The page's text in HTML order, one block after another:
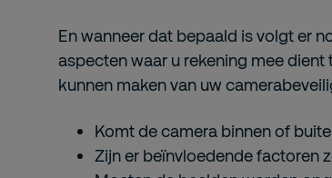
En wanneer dat bepaald is volgt er
aspecten waar u rekening mee
kunnen maken van uw
Komt de camera binnen of
Zijn er beïnvloedende factoren